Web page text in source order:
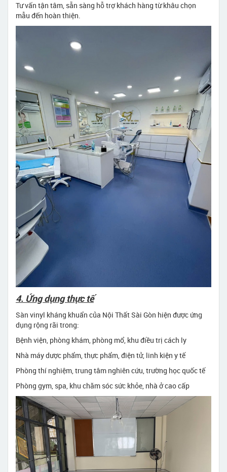
Tư vấn tận tâm, sẵn sàng hỗ trợ khách hàng từ khâu chọn
mẫu đến hoàn thiện.
4. Ứng dụng thực tế
Sàn vinyl kháng khuẩn của Nội Thất Sài Gòn hiện được ứng
dụng rộng rãi trong:
Bệnh viện, phòng khám, phòng mổ, khu điều trị cách ly
Nhà máy dược phẩm, thực phẩm, điện tử, linh kiện y tế
Phòng thí nghiệm, trung tâm nghiên cứu, trường học quốc tế
Phòng gym, spa, khu chăm sóc sức khỏe, nhà ở cao cấp